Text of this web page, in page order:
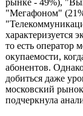
рынке - 49%),
"Мегафоном"
характеризуется
то есть оператор
окупаемости,
абонентов.
добиться даже
московский
подчеркнула